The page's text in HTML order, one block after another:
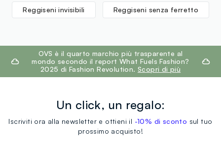
Reggiseni invisibili Reggiseni senza ferretto
footer.ariatitleOVS è il quarto marchio più trasparente al
mondo secondo il report What Fuels Fashion?
2025 di Fashion Revolution. Scopri di più
Un click, un regalo:
Iscriviti ora alla newsletter e ottieni il -10% di sconto sul tuo
prossimo acquisto!